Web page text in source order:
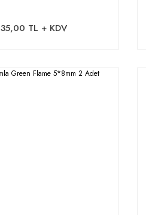
35,00 TL + KDV